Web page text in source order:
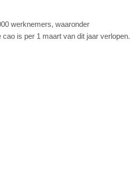
werknemers, waaronder
is per 1 maart van dit jaar verlopen.